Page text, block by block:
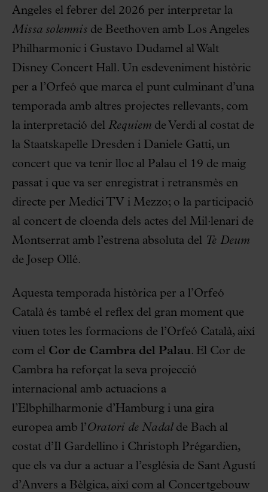
Angeles el febrer del 2026 per interpretar la
Missa solemnisde Beethoven amb Los Angeles
Philharmonic i Gustavo Dudamel al Walt
Disney Concert Hall. Un esdeveniment històric
per a l’Orfeó que marca el punt culminant d’una
temporada amb altres projectes rellevants, com
la interpretació del Requiem de Verdi al costat de
la Staatskapelle Dresden i Daniele Gatti, un
concert que va tenir lloc al Palau el 19 de maig
passat i que va ser enregistrat i retransmès en
directe per Medici TV i Mezzo; o la participació
al concert de cloenda dels actes del Mil·lenari de
Montserrat amb l’estrena absoluta del Te Deum
de Josep Ollé.
Aquesta temporada històrica per a l’Orfeó
Català és també el reflex del gran moment que
viuen totes les formacions de l’Orfeó Català, així
com el Cor de Cambra del Palau. El Cor de
Cambra ha reforçat la seva projecció
internacional amb actuacions a
l’Elbphilharmonie d’Hamburg i una gira
europea amb l’Oratori de Nadalde Bach al
costat d’Il Gardellino i Christoph Prégardien,
que els va dur a actuar a l’església de Sant Agustí
d’Anvers a Bèlgica, així com al Concertgebouw